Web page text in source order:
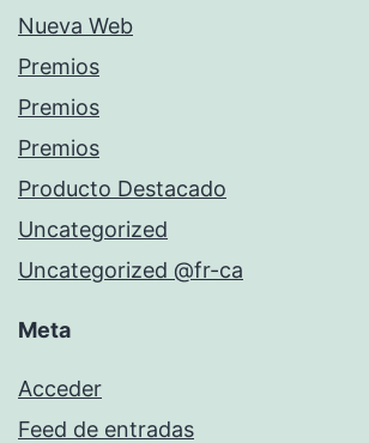
Nueva Web
Premios
Premios
Premios
Producto Destacado
Uncategorized
Uncategorized @fr-ca
Meta
Acceder
Feed de entradas